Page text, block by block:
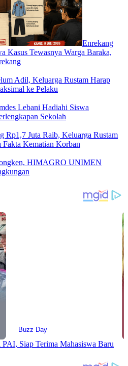
Enrekang
Kasus Tewasnya Warga Baraka,
Adil, Keluarga Rustam Harap
ke Pelaku
Lebani Hadiahi Siswa
Sekolah
Rp1,7 Juta Raib, Keluarga Rustam
Kematian Korban
HIMAGRO UNIMEN
Siap Terima Mahasiswa Baru